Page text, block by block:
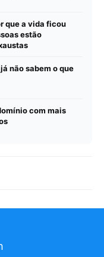
que a vida ficou
estão
não sabem o que
com mais